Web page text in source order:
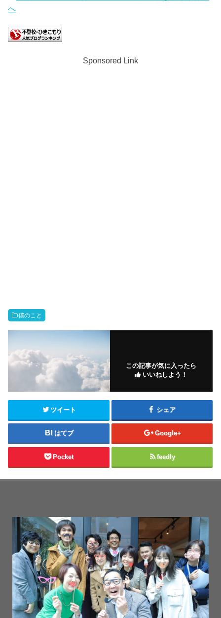
Sponsored Link
僕のこと
この記事が気に入ったら
いいねしよう！
ツイート シェア
はてブ Google+
Pocket feedly